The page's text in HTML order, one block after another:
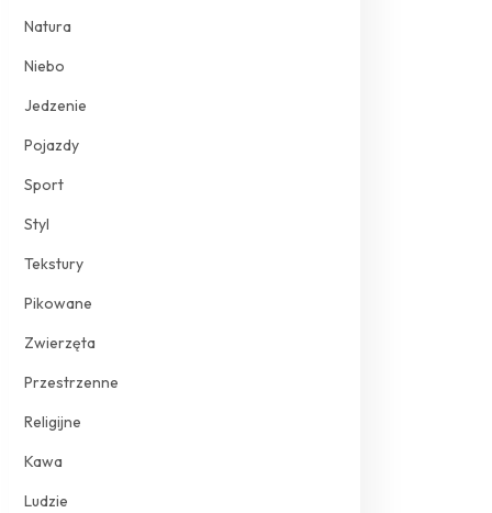
Natura
Niebo
Jedzenie
Pojazdy
Sport
Styl
Tekstury
Pikowane
Zwierzęta
Przestrzenne
Religijne
Kawa
Ludzie